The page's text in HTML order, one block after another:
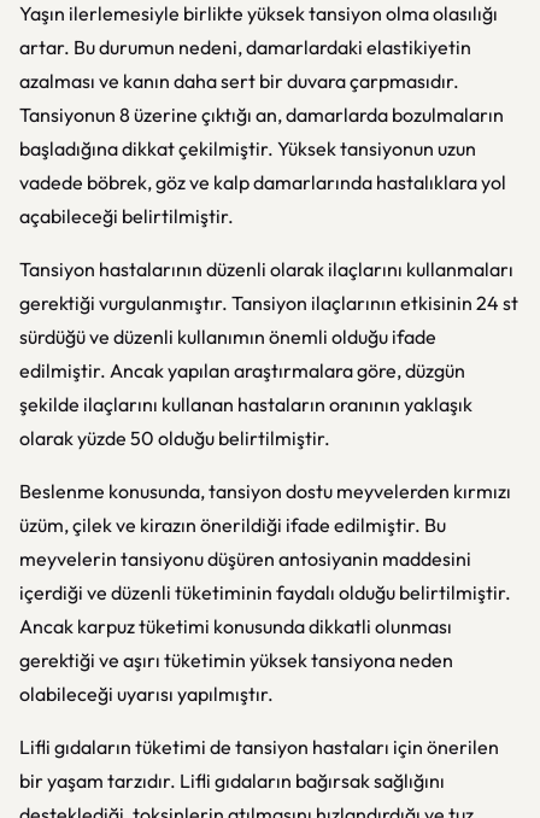
Yaşın ilerlemesiyle birlikte yüksek tansiyon olma olasılığı
artar. Bu durumun nedeni, damarlardaki elastikiyetin
azalması ve kanın daha sert bir duvara çarpmasıdır.
Tansiyonun 8 üzerine çıktığı an, damarlarda bozulmaların
başladığına dikkat çekilmiştir. Yüksek tansiyonun uzun
vadede böbrek, göz ve kalp damarlarında hastalıklara yol
açabileceği belirtilmiştir.
Tansiyon hastalarının düzenli olarak ilaçlarını kullanmaları
gerektiği vurgulanmıştır. Tansiyon ilaçlarının etkisinin 24 st
sürdüğü ve düzenli kullanımın önemli olduğu ifade
edilmiştir. Ancak yapılan araştırmalara göre, düzgün
şekilde ilaçlarını kullanan hastaların oranının yaklaşık
olarak yüzde 50 olduğu belirtilmiştir.
Beslenme konusunda, tansiyon dostu meyvelerden kırmızı
üzüm, çilek ve kirazın önerildiği ifade edilmiştir. Bu
meyvelerin tansiyonu düşüren antosiyanin maddesini
içerdiği ve düzenli tüketiminin faydalı olduğu belirtilmiştir.
Ancak karpuz tüketimi konusunda dikkatli olunması
gerektiği ve aşırı tüketimin yüksek tansiyona neden
olabileceği uyarısı yapılmıştır.
Lifli gıdaların tüketimi de tansiyon hastaları için önerilen
bir yaşam tarzıdır. Lifli gıdaların bağırsak sağlığını